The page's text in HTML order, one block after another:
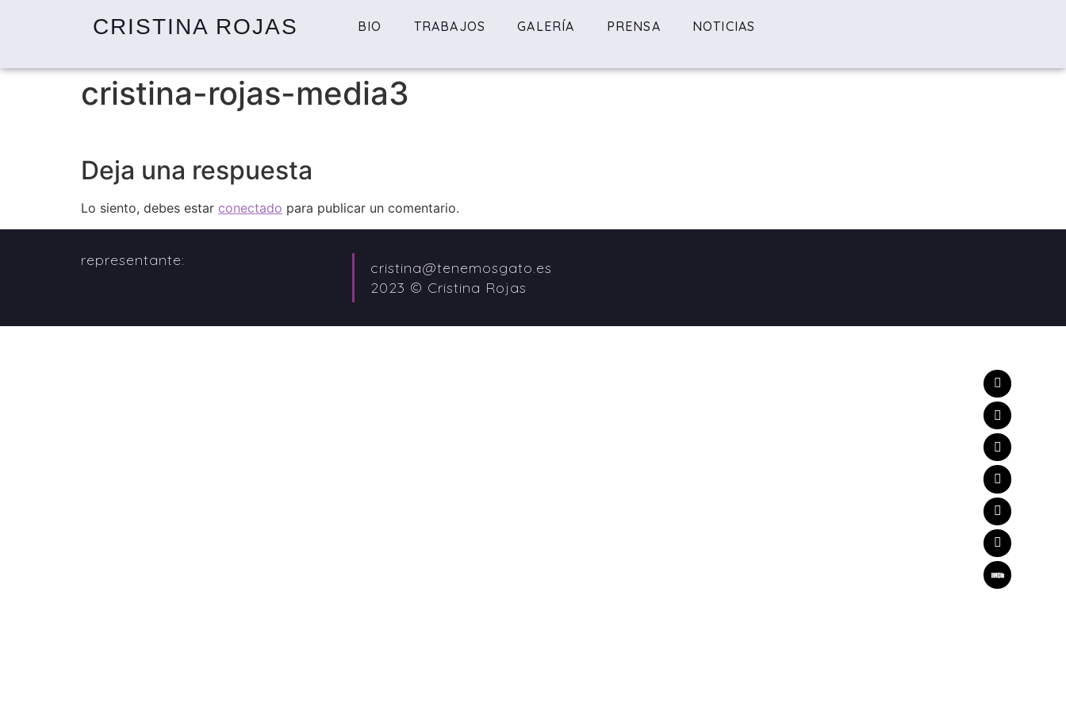
CRISTINA ROJAS BIO TRABAJOS GALERÍA PRENSA NOTICIAS
cristina-rojas-media3
Deja una respuesta
Lo siento, debes estar conectado para publicar un comentario.
representante:
cristina@tenemosgato.es
2023 © Cristina Rojas